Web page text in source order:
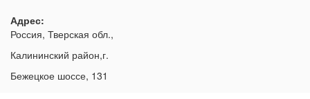
Адрес:
Россия, Тверская обл.,
Калининский район,г.
Бежецкое шоссе, 131